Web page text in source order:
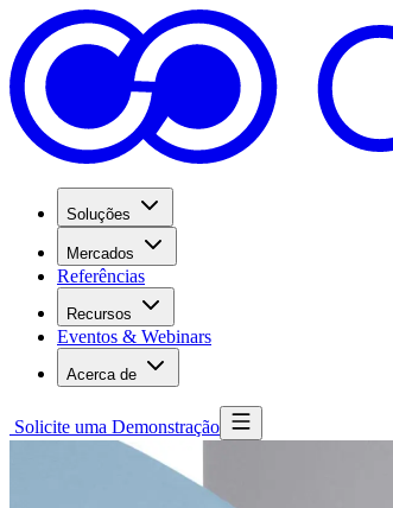
Soluções
Mercados
Referências
Recursos
Eventos & Webinars
Acerca de
Solicite uma Demonstração